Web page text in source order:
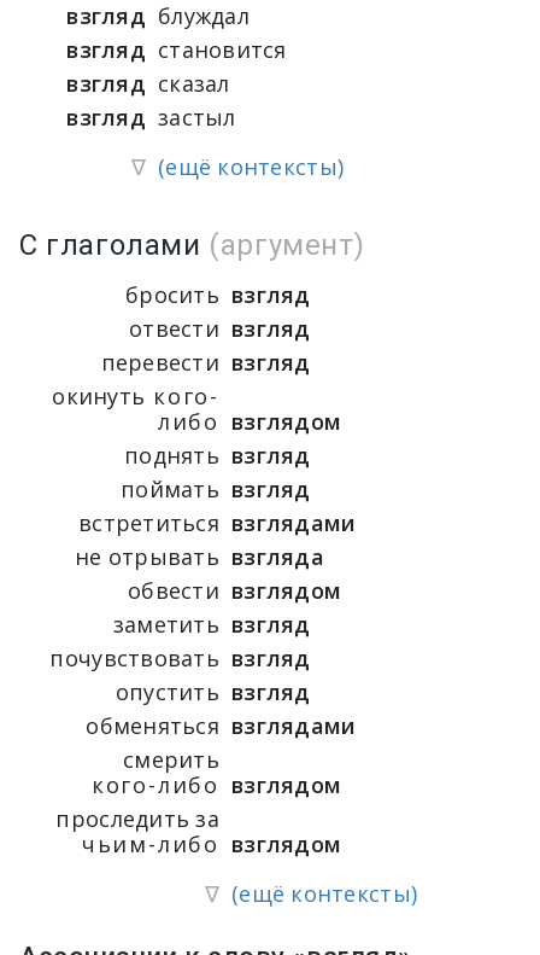
взгляд блуждал
взгляд становится
взгляд сказал
взгляд застыл
∇ (ещё контексты)
С глаголами (аргумент)
бросить взгляд
отвести взгляд
перевести взгляд
окинуть кого-
либо взглядом
поднять взгляд
поймать взгляд
встретиться взглядами
не отрывать взгляда
обвести взглядом
заметить взгляд
почувствовать взгляд
опустить взгляд
обменяться взглядами
смерить
кого-либо взглядом
проследить за
чьим-либо взглядом
∇ (ещё контексты)